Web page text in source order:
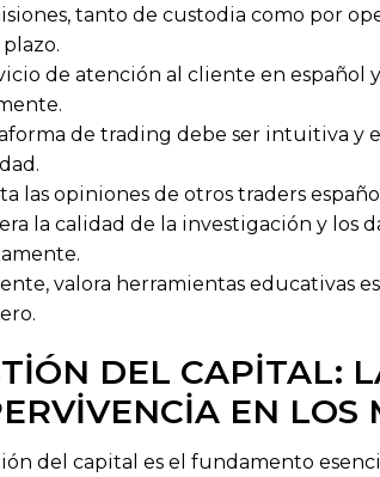
tanto de custodia como por
de atención al cliente en español
de trading debe ser intuitiva y
las opiniones de otros traders
la calidad de la investigación y los
valora herramientas educativas
DEL CAPITAL:
EN LOS
del capital es el fundamento